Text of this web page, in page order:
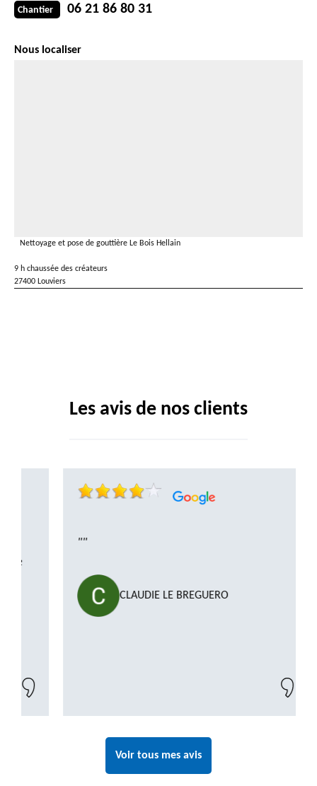
Chantier 06 21 86 80 31
Nous localiser
Nettoyage et pose de gouttière Le Bois Hellain
9 h chaussée des créateurs
27400 Louviers
Les avis de nos clients
CLAUDIE LE BREGUERO
Voir tous mes avis